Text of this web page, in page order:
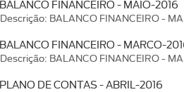
BALANCO FINANCEIRO - MAIO-2016
Descrição: BALANCO FINANCEIRO -
BALANCO FINANCEIRO - MARCO-
Descrição: BALANCO FINANCEIRO -
PLANO DE CONTAS - ABRIL-2016